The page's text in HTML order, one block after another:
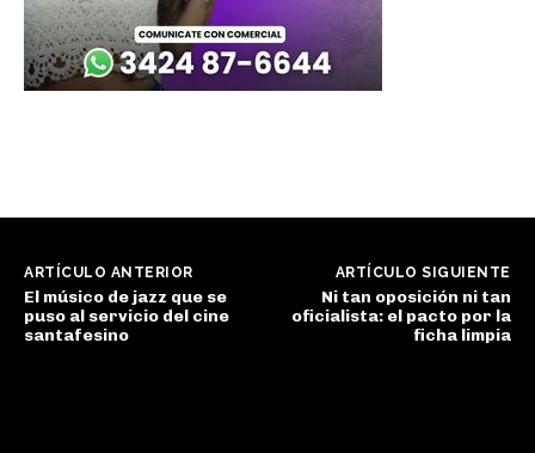
ARTÍCULO ANTERIOR
El músico de jazz que se
puso al servicio del cine
santafesino
ARTÍCULO SIGUIENTE
Ni tan oposición ni tan
oficialista: el pacto por la
ficha limpia